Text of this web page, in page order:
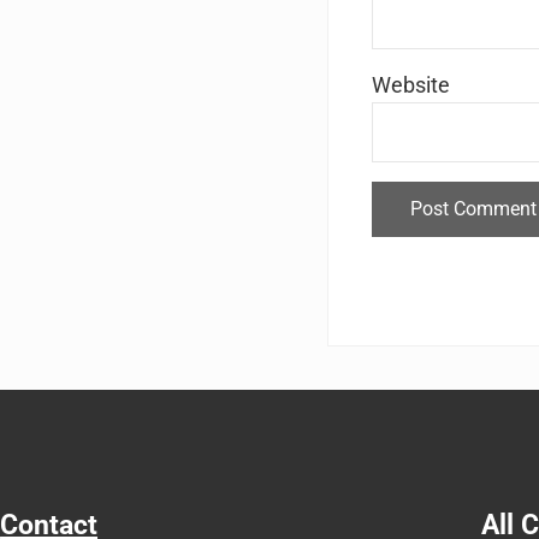
Website
Contact All